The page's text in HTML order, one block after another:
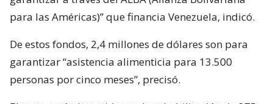
para las Américas)” que financia Venezuela, indicó.
De estos fondos, 2,4 millones de dólares son para
garantizar “asistencia alimenticia para 13.500
personas por cinco meses”, precisó.